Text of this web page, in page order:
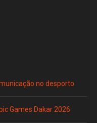
no desporto
Games Dakar 2026